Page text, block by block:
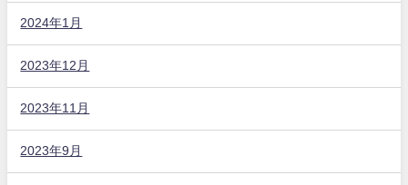
2024年1月
2023年12月
2023年11月
2023年9月